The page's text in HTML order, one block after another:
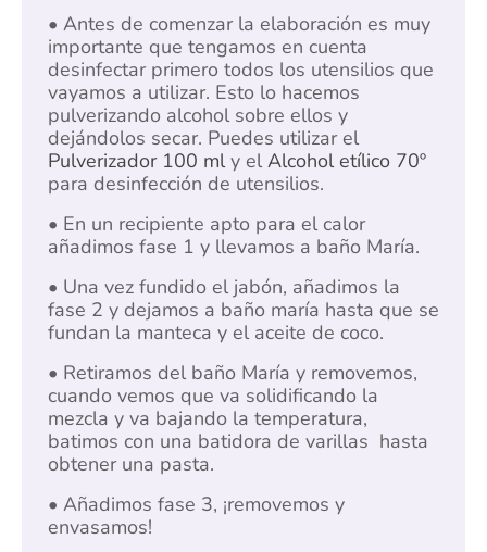
• Antes de comenzar la elaboración es muy
importante que tengamos en cuenta
desinfectar primero todos los utensilios que
vayamos a utilizar. Esto lo hacemos
pulverizando alcohol sobre ellos y
dejándolos secar. Puedes utilizar el
Pulverizador 100 mly elAlcohol etílico 70º
para desinfección de utensilios.
• En un recipiente apto para el calor
añadimos fase 1 y llevamos a baño María.
• Una vez fundido el jabón, añadimos la
fase 2 y dejamos a baño maría hasta que se
fundan la manteca y el aceite de coco.
• Retiramos del baño María y removemos,
cuando vemos que va solidificando la
mezcla y va bajando la temperatura,
batimos con una batidora de varillas hasta
obtener una pasta.
• Añadimos fase 3, ¡removemos y
envasamos!